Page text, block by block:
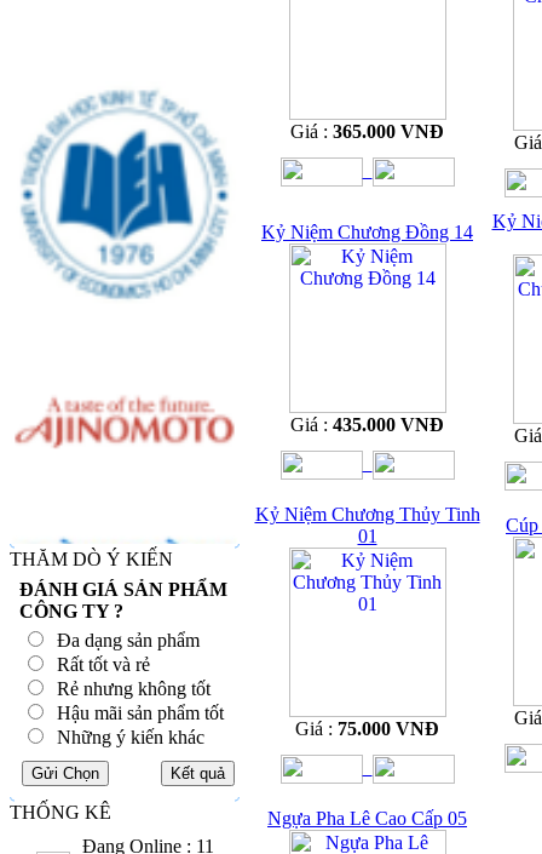
THĂM DÒ Ý KIẾN
ĐÁNH GIÁ SẢN PHẨM
CÔNG TY ?
Đa dạng sản phẩm
Rất tốt và rẻ
Rẻ nhưng không tốt
Hậu mãi sản phẩm tốt
Những ý kiến khác
THỐNG KÊ
Đang Online : 11
Giá : 365.000 VNĐ
Kỷ Niệm Chương Đồng 14
Giá : 435.000 VNĐ
Kỷ
Kỷ Niệm Chương Thủy Tinh
01
Giá : 75.000 VNĐ
Cúp
Ngựa Pha Lê Cao Cấp 05